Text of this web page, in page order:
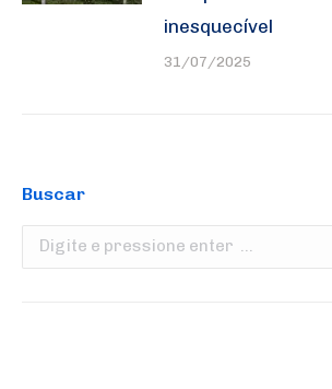
inesquecível
31/07/2025
Buscar
Search: